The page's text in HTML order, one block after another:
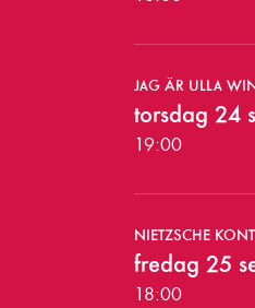
k
o
m
m
a
n
d
JAG ÄR ULLA
torsdag 24
19:00
NIETZSCHE
fredag 25
18:00